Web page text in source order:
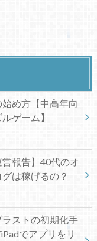
め方【中高年向
ゲーム】
営報告】40代のオ
は稼げるの？
ラストの初期化手
でアプリをリ